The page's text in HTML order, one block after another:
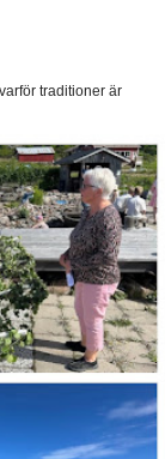
traditioner är